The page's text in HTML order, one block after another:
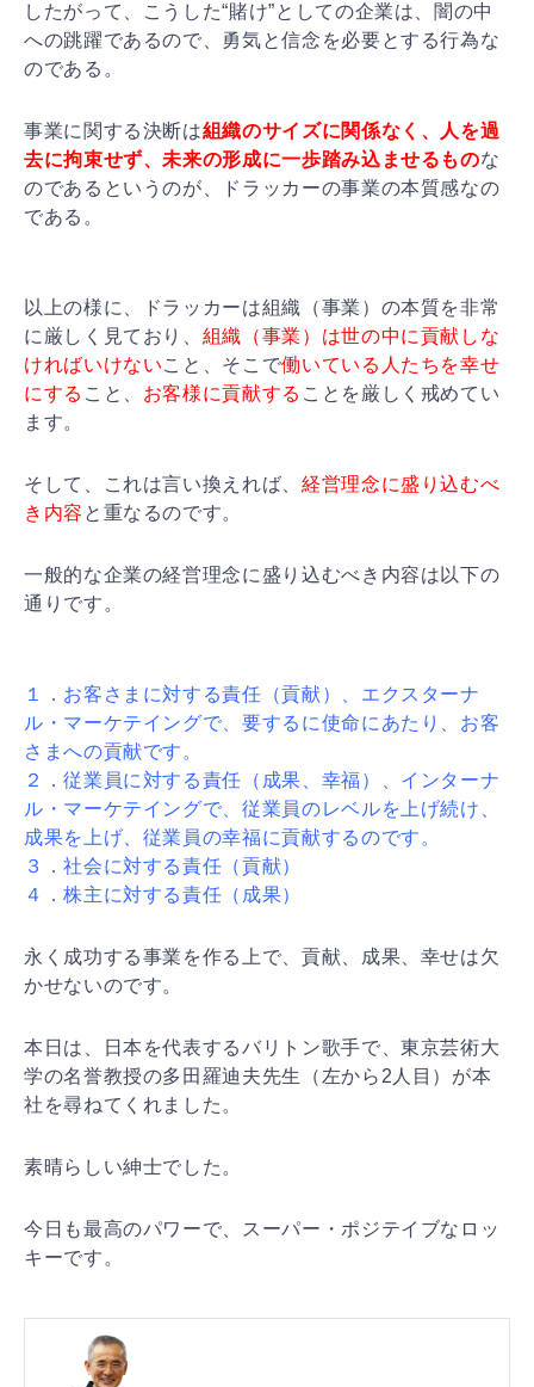
したがって、こうした“賭け”としての企業は、闇の中
への跳躍であるので、勇気と信念を必要とする行為な
のであ る。
事業に関する決断は組織のサイズに関係なく、人を過
去に拘束せず、未来の形成に一歩踏み込ませるものな
のである というのが、ドラッカーの事業の本質感なの
である。
以上の様に、ドラッカーは組織（事業）の本質を非常
に厳しく見ており、 組織（事業）は世の中に貢献しな
ければいけないこと、そこで働いている人たちを幸せ
にする こと、 お客様に貢献する ことを厳しく戒めてい
ます。
そして、これは言い換えれば、 経営理念に盛り込むべ
き内容 と重なるのです。
一般的な企業の経営理念に盛り込むべき内容は以下の
通り です。
１．お客さまに対する責任（貢献）、エクスターナ
ル・マーケテイングで、要するに使命にあたり、お客
さまへの貢献です。
２．従業員に対する責任（成果、幸福）、インターナ
ル・ マーケテイングで、従業員のレベルを上げ続け、
成果を上 げ、従業員の幸福に貢献するのです。
３．社会に対する責任（貢献）
４．株主に対する責任（成果）
永く成功する事業を作る上で、貢献、成果、幸せは欠
かせないのです。
本日は、日本を代表するバリトン歌手で、東京芸術大
学の名誉教授の多田羅迪夫先生（左から2人目）が本
社を尋ねてくれました。
素晴らしい紳士でした。
今日も最高のパワーで、スーパー・ポジテイブなロッ
キーです。